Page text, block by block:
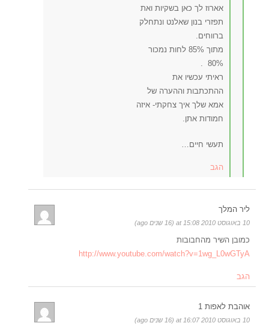
אארוז לך כאן בשקיות ואת
תפזרי בנון שאלנט ונתחלק
ברווחים.
מתוך 85% לחות נמכור
80% .
ראיתי עכשיו את
ההתכתבות וההערה של
אמא שלך איך צחקתי- איזה
חמודות אתן.
תעשי חיים…
הגב
ליר המלך
10 באוגוסט 2010 at 15:08 (16 שנים ago)
כמובן השיר מהחבובות
http://www.youtube.com/watch?v=1wg_L0wGTyA
הגב
אוהבת לאפות 1
10 באוגוסט 2010 at 16:07 (16 שנים ago)